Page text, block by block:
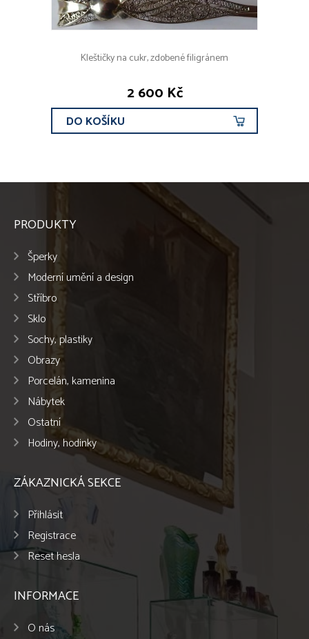
Kleštičky na cukr, zdobené filigránem
2 600 Kč
DO KOŠÍKU
PRODUKTY
Šperky
Moderní umění a design
Stříbro
Sklo
Sochy, plastiky
Obrazy
Porcelán, kamenina
Nábytek
Ostatní
Hodiny, hodinky
ZÁKAZNICKÁ SEKCE
Přihlásit
Registrace
Reset hesla
INFORMACE
O nás